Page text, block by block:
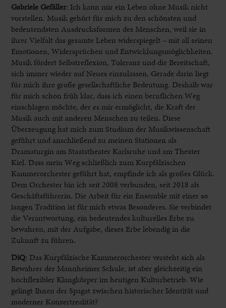
Gabriele Gefäller: Ich kann mir ein Leben ohne Musik nicht
vorstellen. Musik gehört für mich zu den schönsten und
bedeutendsten Ausdrucksformen des Menschen, weil sie in
ihrer Vielfalt das gesamte Leben widerspiegelt – mit all seinen
Emotionen, Widersprüchen und Entwicklungsmöglichkeiten.
Musik fördert Selbstreflexion, Toleranz und die Bereitschaft,
sich immer wieder auf Neues einzulassen. Gerade darin liegt
für mich ihre große gesellschaftliche Bedeutung. Deshalb war
für mich schon früh klar, dass ich einen beruflichen Weg
einschlagen möchte, der es mir ermöglicht, die Kraft der
Musik auch mit anderen Menschen zu teilen. Diese
Überzeugung hat mich zum Studium der Musikwissenschaft
geführt und anschließend zu meinen Stationen als
Dramaturgin am Staatstheater Karlsruhe und am Theater
Kiel. Dass mein Weg schließlich zum Kurpfälzischen
Kammerorchester geführt hat, empfinde ich als großes Glück.
Dem Orchester bin ich seit 2008 verbunden, seit 2018 als
Geschäftsführerin. Die Arbeit für ein Ensemble mit einer so
langen Tradition ist für mich etwas Besonderes. Sie verbindet
die Verantwortung, ein bedeutendes kulturelles Erbe zu
bewahren, mit der Aufgabe, dieses Erbe lebendig in die
Zukunft zu führen.
DiQ: Das Kurpfälzische Kammerorchester versteht sich als
Bewahrer der Mannheimer Schule, ist aber gleichzeitig ein
hochflexibler Klangkörper im heutigen Kulturbetrieb. Wie
gelingt Ihnen der Spagat zwischen historischer Identität und
moderner Konzertrealität?